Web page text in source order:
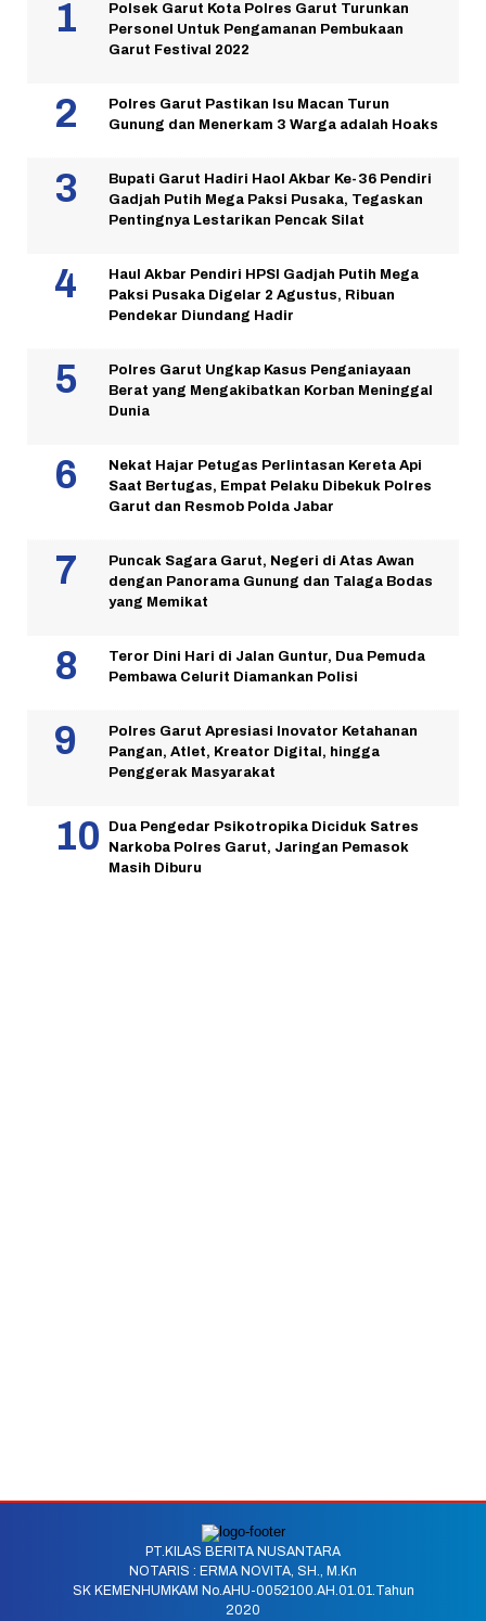
Polsek Garut Kota Polres Garut Turunkan
Personel Untuk Pengamanan Pembukaan
Garut Festival 2022
Polres Garut Pastikan Isu Macan Turun
Gunung dan Menerkam 3 Warga adalah Hoaks
Bupati Garut Hadiri Haol Akbar Ke-36 Pendiri
Gadjah Putih Mega Paksi Pusaka, Tegaskan
Pentingnya Lestarikan Pencak Silat
Haul Akbar Pendiri HPSI Gadjah Putih Mega
Paksi Pusaka Digelar 2 Agustus, Ribuan
Pendekar Diundang Hadir
Polres Garut Ungkap Kasus Penganiayaan
Berat yang Mengakibatkan Korban Meninggal
Dunia
Nekat Hajar Petugas Perlintasan Kereta Api
Saat Bertugas, Empat Pelaku Dibekuk Polres
Garut dan Resmob Polda Jabar
Puncak Sagara Garut, Negeri di Atas Awan
dengan Panorama Gunung dan Talaga Bodas
yang Memikat
Teror Dini Hari di Jalan Guntur, Dua Pemuda
Pembawa Celurit Diamankan Polisi
Polres Garut Apresiasi Inovator Ketahanan
Pangan, Atlet, Kreator Digital, hingga
Penggerak Masyarakat
Dua Pengedar Psikotropika Diciduk Satres
Narkoba Polres Garut, Jaringan Pemasok
Masih Diburu
PT.KILAS BERITA NUSANTARA
NOTARIS : ERMA NOVITA, SH., M.Kn
SK KEMENHUMKAM No.AHU-0052100.AH.01.01.Tahun
2020